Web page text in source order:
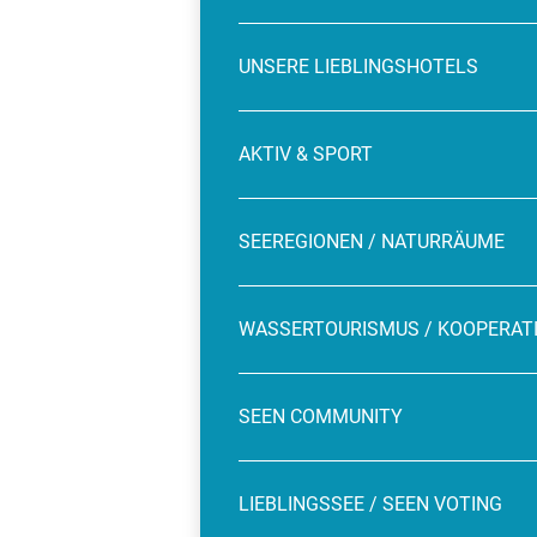
UNSERE LIEBLINGSHOTELS
AKTIV & SPORT
SEEREGIONEN / NATURRÄUME
WASSERTOURISMUS /
SEEN COMMUNITY
LIEBLINGSSEE / SEEN VOTING